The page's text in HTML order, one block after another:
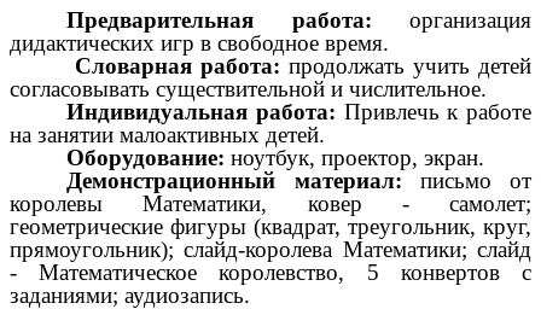
Предварительная работа: организация
дидактических игр в свободное время.
Словарная работа:продолжать учить детей
согласовывать существительной и числительное.
Индивидуальная работа: Привлечь к работе
на занятии малоактивных детей.
Оборудование:ноутбук, проектор, экран.
Демонстрационный материал: письмо от
королевы Математики,
ковер - самолет;
геометрические фигуры (квадрат, треугольник, круг,
прямоугольник); слайд-королева Математики; слайд
- Математическое королевство, 5 конвертов с
заданиями; аудиозапись.